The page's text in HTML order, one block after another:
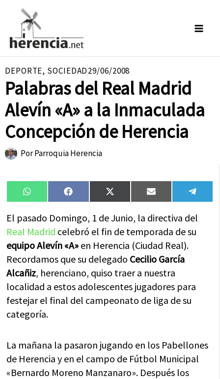
contenido
DEPORTE, SOCIEDAD29/06/2008
Palabras del Real Madrid
Alevín «A» a la Inmaculada
Concepción de Herencia
PorParroquia Herencia
Compartir
en
WhatsAppCompartir
en
FacebookCompartir
en
X
(Twitter)
Compartir
en
Email
en
El pasado Domingo, 1 de Junio, la directiva del
Real Madrid celebró el fin de temporada de su
equipo Alevín «A» en Herencia (Ciudad Real).
Recordamos que su delegado Cecilio García
Alcañiz, herenciano, quiso traer a nuestra
localidad a estos adolescentes jugadores para
festejar el final del campeonato de liga de su
categoría.
La mañana la pasaron jugando en los Pabellones
de Herencia y en el campo de Fútbol Municipal
«Bernardo Moreno Manzanaro». Después los